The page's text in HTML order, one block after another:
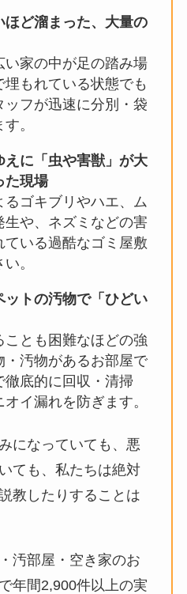
ほど溜まった、大量の
い家の中が足の踏み場
埋もれている状態でも
ッフが迅速に分別・袋
。
えに「虫や害獣」が大
た現場
ゴキブリやハエ、ム
生や、ネズミなどの害
いる過酷なゴミ屋敷
。
ットの汚物で「ひどい
ことも困難なほどの強
・汚物があるお部屋で
徹底的に回収・清掃
イ漏れを防ぎます。
になっていても、悪
ても、私たちは絶対
教したりすることは
汚部屋・空き家のお
年間2,900件以上の実